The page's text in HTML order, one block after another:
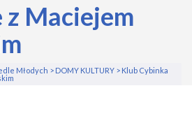
Maciejem
Młodych > DOMY KULTURY > Klub Cybinka